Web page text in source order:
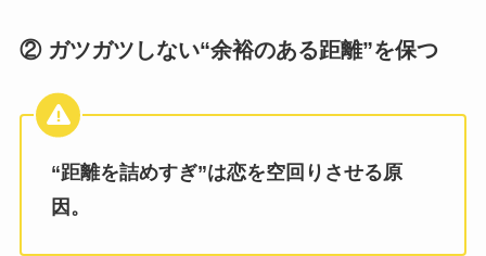
② ガツガツしない“余裕のある距離”を保つ
“距離を詰めすぎ”は恋を空回りさせる原
因。